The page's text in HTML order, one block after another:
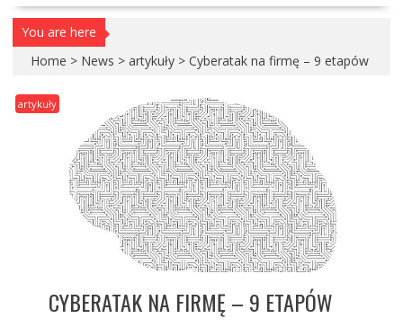
You are here
Home > News > artykuły > Cyberatak na firmę – 9 etapów
artykuły
CYBERATAK NA FIRMĘ – 9 ETAPÓW